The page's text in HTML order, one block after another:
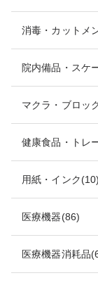
消毒・カットメ
院内備品・スケ
マクラ・ブロッ
健康食品・トレ
用紙・インク(10)
医療機器(86)
医療機器消耗品